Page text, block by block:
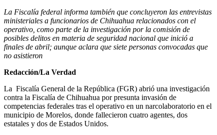
La Fiscalía federal informa también que concluyeron las entrevistas
ministeriales a funcionarios de Chihuahua relacionados con el
operativo, como parte de la investigación por la comisión de
posibles delitos en materia de seguridad nacional que inició a
finales de abril; aunque aclara que siete personas convocadas que
no asistieron
Redacción/La Verdad
La Fiscalía General de la República (FGR) abrió una investigación
contra la Fiscalía de Chihuahua por presunta invasión de
competencias federales tras el operativo en un narcolaboratorio en el
municipio de Morelos, donde fallecieron cuatro agentes, dos
estatales y dos de Estados Unidos.